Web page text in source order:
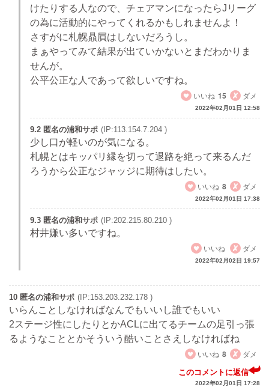
けたりする人なので、チェアマンになったらJリーグ
の為に活動的にやってくれるかもしれませんよ！
さすがに札幌贔屓はしないだろうし。
まぁやってみて結果が出ていかないとまだわかりま
せんが。
公平公正な人であって欲しいですね。
いいね 15 ダメ
2022年02月01日 12:58
9.2 匿名の浦和サポ (IP:113.154.7.204 )
少し口が軽いのが気になる。
札幌とはキッパリ縁を切って退路を絶って来るんだ
ろうから公正なジャッジに期待はしたい。
いいね 8 ダメ
2022年02月01日 17:38
9.3 匿名の浦和サポ (IP:202.215.80.210 )
村井嫌い多いですね。
いいね
ダメ
2022年02月02日 19:57
10 匿名の浦和サポ (IP:153.203.232.178 )
いらんことしなければなんでもいいし誰でもいい
2ステージ性にしたりとかACLに出てるチームの足引っ張
るようなこととかそういう酷いことさえしなければね
いいね 8 ダメ
このコメントに返信
2022年02月01日 17:28